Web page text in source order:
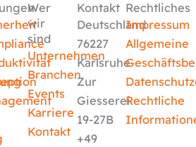
Wer
wir
sind
Unternehmen
Branchen
Events
Karriere
Kontakt
Kontakt
Deutschland
76227
Karlsruhe
Zur
Giesserei
19-27B
+49
Rechtliches
Impressum
Allgemeine
Rechtliche